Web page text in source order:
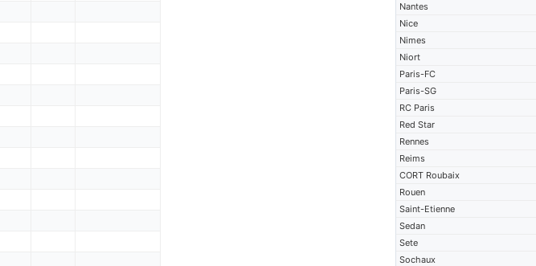
Nantes
Nice
Nimes
Niort
Paris-FC
Paris-SG
RC Paris
Red Star
Rennes
Reims
CORT Roubaix
Rouen
Saint-Etienne
Sedan
Sete
Sochaux